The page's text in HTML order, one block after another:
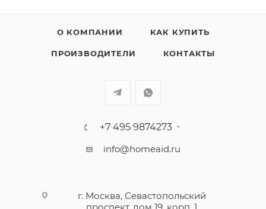
насухо. Следует периодически смазывать отверстие
Использовать только по назначению! Хранить в
О КОМПАНИИ КАК КУПИТЬ
ПРОИЗВОДИТЕЛИ КОНТАКТЫ
+7 495 9874273
info@homeaid.ru
г. Москва, Севастопольский